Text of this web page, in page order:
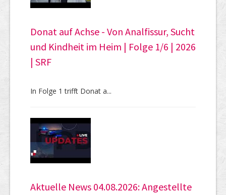
Donat auf Achse - Von Analfissur, Sucht
und Kindheit im Heim | Folge 1/6 | 2026
| SRF
In Folge 1 trifft Donat a...
Aktuelle News 04.08.2026: Angestellte